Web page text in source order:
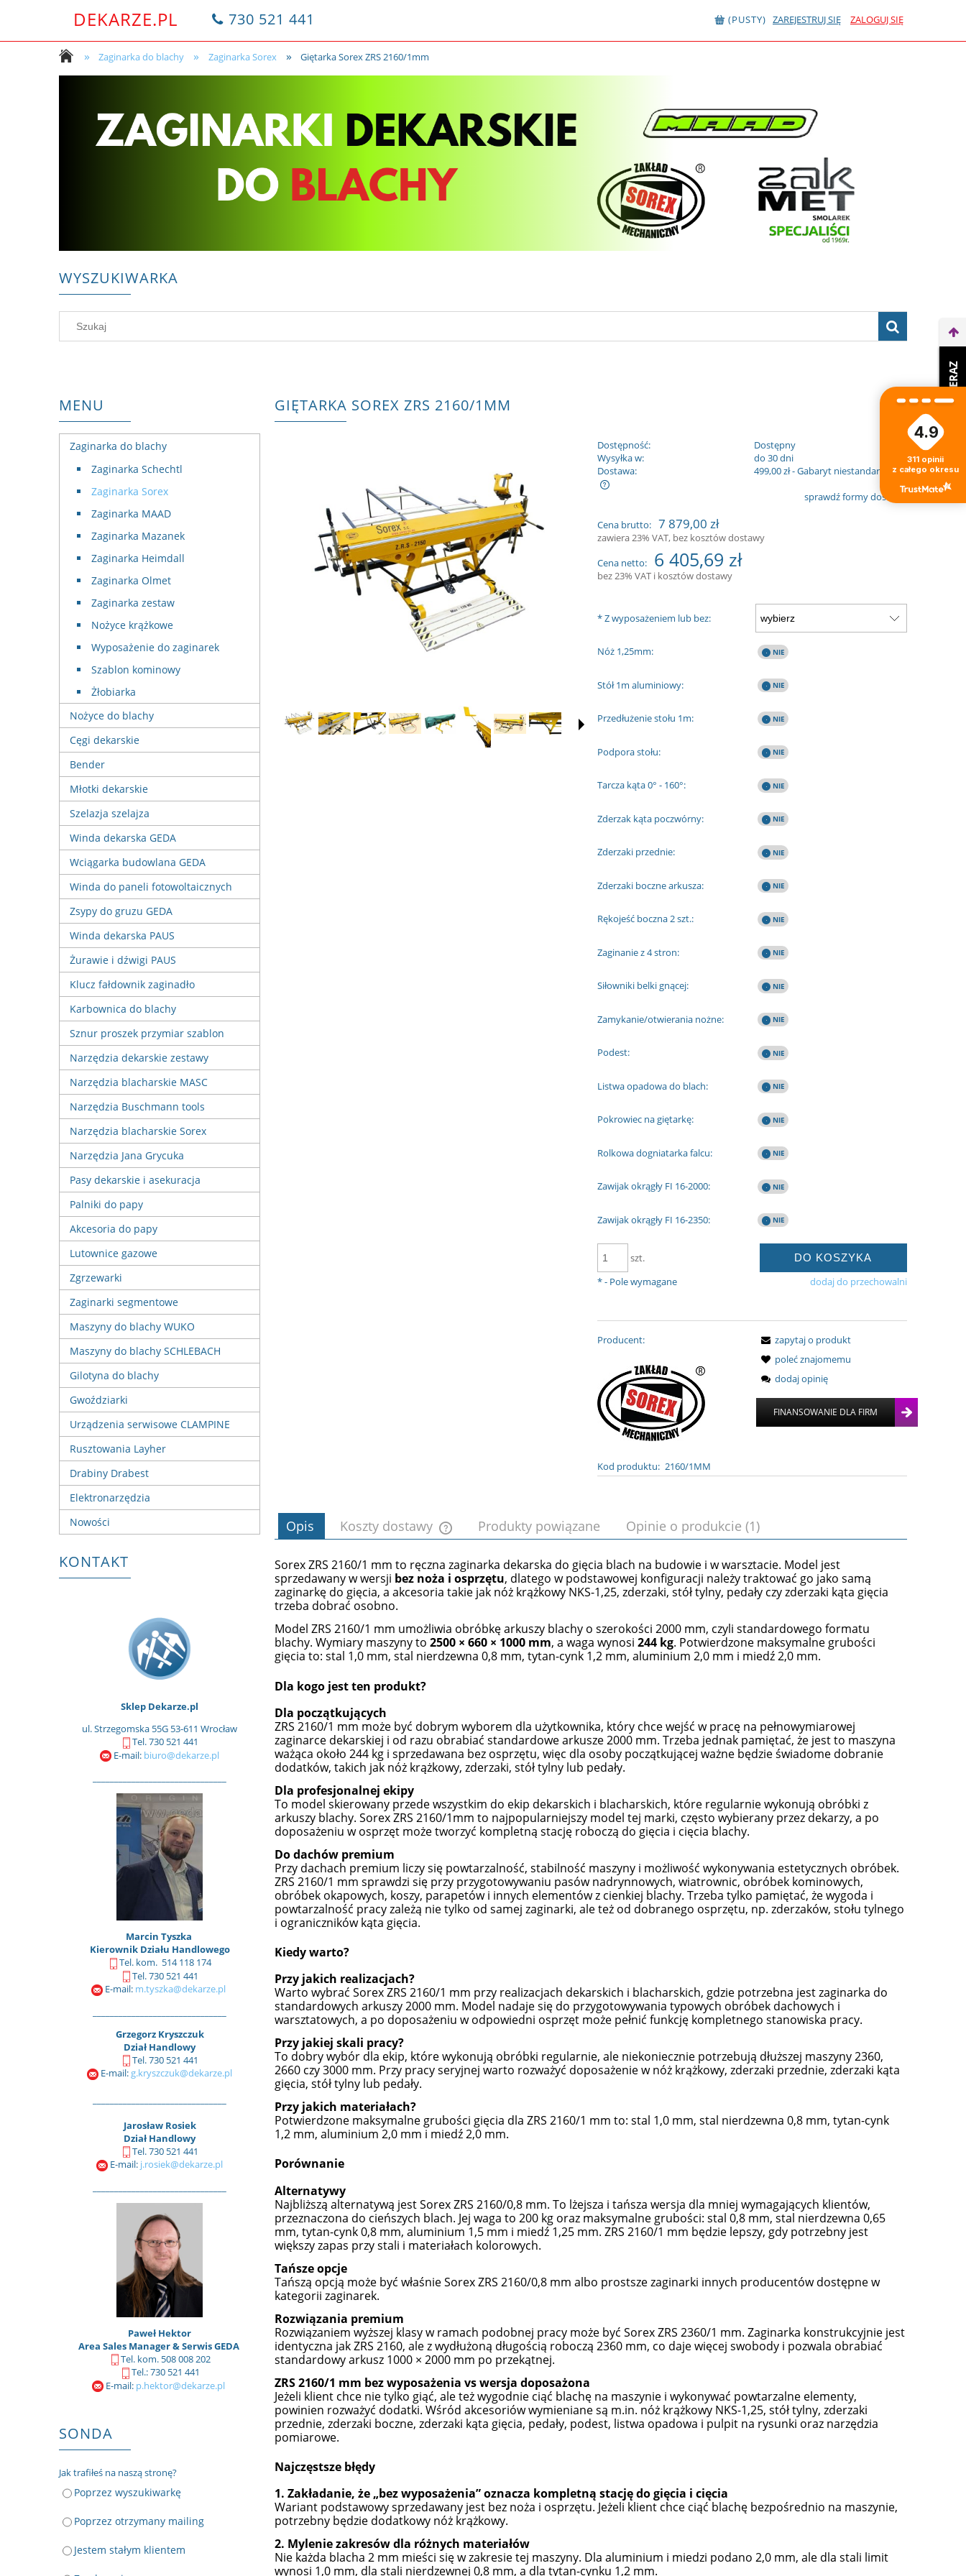
DEKARZE.PL 730 521 441 (PUSTY) ZAREJESTRUJ SIĘ ZALOGUJ SIĘ
» Zaginarka do blachy » Zaginarka Sorex » Giętarka Sorex ZRS 2160/1mm
WYSZUKIWARKA
MENU
Zaginarka do blachy
Zaginarka Schechtl
Zaginarka Sorex
Zaginarka MAAD
Zaginarka Mazanek
Zaginarka Heimdall
Zaginarka Olmet
Zaginarka zestaw
Nożyce krążkowe
Wyposażenie do zaginarek
Szablon kominowy
Żłobiarka
Nożyce do blachy
Cęgi dekarskie
Bender
Młotki dekarskie
Szelazja szelajza
Winda dekarska GEDA
Wciągarka budowlana GEDA
Winda do paneli fotowoltaicznych
Zsypy do gruzu GEDA
Winda dekarska PAUS
Żurawie i dźwigi PAUS
Klucz fałdownik zaginadło
Karbownica do blachy
Sznur proszek przymiar szablon
Narzędzia dekarskie zestawy
Narzędzia blacharskie MASC
Narzędzia Buschmann tools
Narzędzia blacharskie Sorex
Narzędzia Jana Grycuka
Pasy dekarskie i asekuracja
Palniki do papy
Akcesoria do papy
Lutownice gazowe
Zgrzewarki
Zaginarki segmentowe
Maszyny do blachy WUKO
Maszyny do blachy SCHLEBACH
Gilotyna do blachy
Gwoździarki
Urządzenia serwisowe CLAMPINE
Rusztowania Layher
Drabiny Drabest
Elektronarzędzia
Nowości
KONTAKT
Sklep Dekarze.pl
ul. Strzegomska 55G 53-611 Wrocław
Tel. 730 521 441
E-mail: biuro@dekarze.pl
Marcin Tyszka
Kierownik Działu Handlowego
Tel. kom. 514 118 174
Tel. 730 521 441
E-mail: m.tyszka@dekarze.pl
Grzegorz Kryszczuk
Dział Handlowy
Tel. 730 521 441
E-mail: g.kryszczuk@dekarze.pl
Jarosław Rosiek
Dział Handlowy
Tel. 730 521 441
E-mail: j.rosiek@dekarze.pl
Paweł Hektor
Area Sales Manager & Serwis GEDA
Tel. kom. 508 008 202
Tel.: 730 521 441
E-mail: p.hektor@dekarze.pl
SONDA
Jak trafiłeś na naszą stronę?
Poprzez wyszukiwarkę
Poprzez otrzymany mailing
Jestem stałym klientem
GIĘTARKA SOREX ZRS 2160/1MM
Dostępność:
Dostępny
Wysyłka w:
do 30 dni
Dostawa:
499,00 zł- Gabaryt niestandardowy
Cena nie zawiera ewentualnych kosztów
płatności
sprawdź formy dostawy
Cena brutto: 7 879,00 zł
zawiera 23% VAT, bez kosztów dostawy
Cena netto:
6 405,69 zł
bez 23% VAT i kosztów dostawy
*Z wyposażeniem lub bez:
Nóż 1,25mm:
Stół 1m aluminiowy:
Przedłużenie stołu 1m:
Podpora stołu:
Tarcza kąta 0° - 160°:
Zderzak kąta poczwórny:
Zderzaki przednie:
Zderzaki boczne arkusza:
Rękojeść boczna 2 szt.:
Zaginanie z 4 stron:
Siłowniki belki gnącej:
Zamykanie/otwierania nożne:
Podest:
Listwa opadowa do blach:
Pokrowiec na giętarkę:
Rolkowa dogniatarka falcu:
Zawijak okrągły FI 16-2000:
Zawijak okrągły FI 16-2350:
szt. DO KOSZYKA
dodaj do przechowalni
*- Pole wymagane
Producent:
Kod produktu: 2160/1MM
zapytaj o produkt
poleć znajomemu
dodaj opinię
Opis Koszty dostawy
Cena nie zawiera ewentualnych kosztów
płatności
Produkty powiązane Opinie o produkcie (1)
Sorex ZRS 2160/1 mm to ręczna zaginarka dekarska do gięcia blach na budowie i w warsztacie. Model jest
sprzedawany w wersji bez noża i osprzętu, dlatego w podstawowej konfiguracji należy traktować go jako samą
zaginarkę do gięcia, a akcesoria takie jak nóż krążkowy NKS-1,25, zderzaki, stół tylny, pedały czy zderzaki kąta gięcia
trzeba dobrać osobno.
Model ZRS 2160/1 mm umożliwia obróbkę arkuszy blachy o szerokości 2000 mm, czyli standardowego formatu
blachy. Wymiary maszyny to 2500 × 660 × 1000 mm, a waga wynosi 244 kg. Potwierdzone maksymalne grubości
gięcia to: stal 1,0 mm, stal nierdzewna 0,8 mm, tytan-cynk 1,2 mm, aluminium 2,0 mm i miedź 2,0 mm.
Dla kogo jest ten produkt?
Dla początkujących
ZRS 2160/1 mm może być dobrym wyborem dla użytkownika, który chce wejść w pracę na pełnowymiarowej
zaginarce dekarskiej i od razu obrabiać standardowe arkusze 2000 mm. Trzeba jednak pamiętać, że jest to maszyna
ważąca około 244 kg i sprzedawana bez osprzętu, więc dla osoby początkującej ważne będzie świadome dobranie
dodatków, takich jak nóż krążkowy, zderzaki, stół tylny lub pedały.
Dla profesjonalnej ekipy
To model skierowany przede wszystkim do ekip dekarskich i blacharskich, które regularnie wykonują obróbki z
arkuszy blachy. Sorex ZRS 2160/1mm to najpopularniejszy model tej marki, często wybierany przez dekarzy, a po
doposażeniu w osprzęt może tworzyć kompletną stację roboczą do gięcia i cięcia blachy.
Do dachów premium
Przy dachach premium liczy się powtarzalność, stabilność maszyny i możliwość wykonywania estetycznych obróbek.
ZRS 2160/1 mm sprawdzi się przy przygotowywaniu pasów nadrynnowych, wiatrownic, obróbek kominowych,
obróbek okapowych, koszy, parapetów i innych elementów z cienkiej blachy. Trzeba tylko pamiętać, że wygoda i
powtarzalność pracy zależą nie tylko od samej zaginarki, ale też od dobranego osprzętu, np. zderzaków, stołu tylnego
i ograniczników kąta gięcia.
Kiedy warto?
Przy jakich realizacjach?
Warto wybrać Sorex ZRS 2160/1 mm przy realizacjach dekarskich i blacharskich, gdzie potrzebna jest zaginarka do
standardowych arkuszy 2000 mm. Model nadaje się do przygotowywania typowych obróbek dachowych i
warsztatowych, a po doposażeniu w odpowiedni osprzęt może pełnić funkcję kompletnego stanowiska pracy.
Przy jakiej skali pracy?
To dobry wybór dla ekip, które wykonują obróbki regularnie, ale niekoniecznie potrzebują dłuższej maszyny 2360,
2660 czy 3000 mm. Przy pracy seryjnej warto rozważyć doposażenie w nóż krążkowy, zderzaki przednie, zderzaki kąta
gięcia, stół tylny lub pedały.
Przy jakich materiałach?
Potwierdzone maksymalne grubości gięcia dla ZRS 2160/1 mm to: stal 1,0 mm, stal nierdzewna 0,8 mm, tytan-cynk
1,2 mm, aluminium 2,0 mm i miedź 2,0 mm.
Porównanie
Alternatywy
Najbliższą alternatywą jest Sorex ZRS 2160/0,8 mm. To lżejsza i tańsza wersja dla mniej wymagających klientów,
przeznaczona do cieńszych blach. Jej waga to 200 kg oraz maksymalne grubości: stal 0,8 mm, stal nierdzewna 0,65
mm, tytan-cynk 0,8 mm, aluminium 1,5 mm i miedź 1,25 mm. ZRS 2160/1 mm będzie lepszy, gdy potrzebny jest
większy zapas przy stali i materiałach kolorowych.
Tańsze opcje
Tańszą opcją może być właśnie Sorex ZRS 2160/0,8 mm albo prostsze zaginarki innych producentów dostępne w
kategorii zaginarek.
Rozwiązania premium
Rozwiązaniem wyższej klasy w ramach podobnej pracy może być Sorex ZRS 2360/1 mm. Zaginarka konstrukcyjnie jest
identyczna jak ZRS 2160, ale z wydłużoną długością roboczą 2360 mm, co daje więcej swobody i pozwala obrabiać
standardowy arkusz 1000 × 2000 mm po przekątnej.
ZRS 2160/1 mm bez wyposażenia vs wersja doposażona
Jeżeli klient chce nie tylko giąć, ale też wygodnie ciąć blachę na maszynie i wykonywać powtarzalne elementy,
powinien rozważyć dodatki. Wśród akcesoriów wymieniane są m.in. nóż krążkowy NKS-1,25, stół tylny, zderzaki
przednie, zderzaki boczne, zderzaki kąta gięcia, pedały, podest, listwa opadowa i pulpit na rysunki oraz narzędzia
pomiarowe.
Najczęstsze błędy
1. Zakładanie, że „bez wyposażenia” oznacza kompletną stację do gięcia i cięcia
Wariant podstawowy sprzedawany jest bez noża i osprzętu. Jeżeli klient chce ciąć blachę bezpośrednio na maszynie,
potrzebny będzie dodatkowy nóż krążkowy.
2. Mylenie zakresów dla różnych materiałów
Nie każda blacha 2 mm mieści się w zakresie tej maszyny. Dla aluminium i miedzi podano 2,0 mm, ale dla stali limit
wynosi 1,0 mm, dla stali nierdzewnej 0,8 mm, a dla tytan-cynku 1,2 mm.
WEŹ LEASING TERAZ
4.9
311 opinii
z całego okresu